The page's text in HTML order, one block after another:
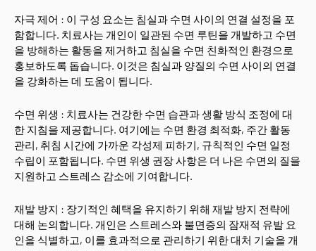
자극 제어 : 이 구성 요소는 침실과 수면 사이의 연결 설정을 포
함합니다. 치료사는 개인이 일관된 수면 루틴을 개발하고 수면
을 방해하는 활동을 제거하고 침실을 수면 친화적인 환경으로
홍보하도록 돕습니다. 이것은 침실과 양질의 수면 사이의 연결
을 강화하는 데 도움이 됩니다.
수면 위생 : 치료사는 건강한 수면 습관과 생활 방식 조정에 대
한 지침을 제공합니다. 여기에는 수면 환경 최적화, 주간 활동
관리, 취침 시간에 가까운 각성제 피하기, 규칙적인 수면 일정
수립이 포함됩니다. 수면 위생 권장 사항은 더 나은 수면의 질을
지원하고 스트레스 감소에 기여합니다.
재발 방지 : 장기적인 혜택을 유지하기 위해 재발 방지 전략에
대해 논의합니다. 개인은 스트레스와 불면증의 잠재적 유발 요
인을 식별하고, 이를 효과적으로 관리하기 위한 대처 기술을 개